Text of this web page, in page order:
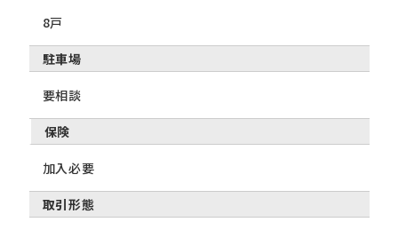
8戸
駐車場
要相談
保険
加入必要
取引形態